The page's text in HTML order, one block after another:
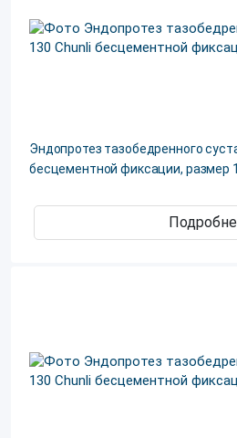
Эндопротез тазобедренного
бесцементной фиксации, размер